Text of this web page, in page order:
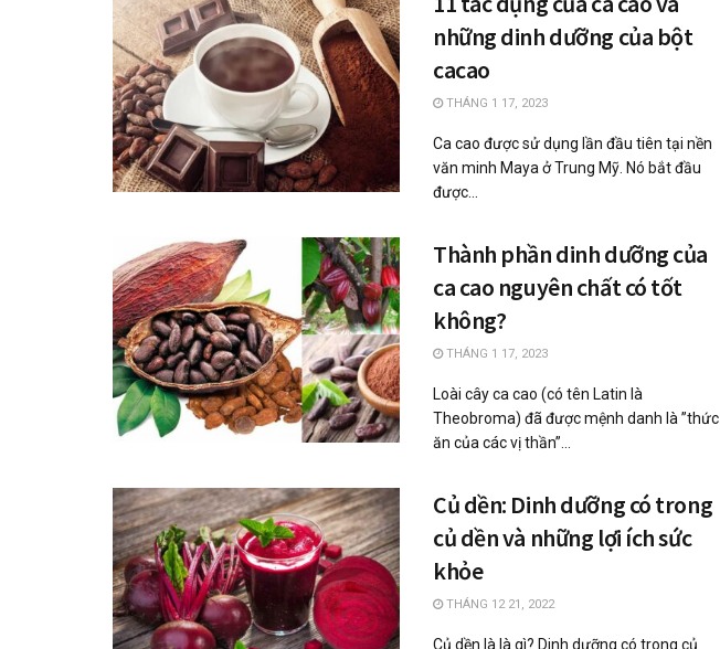
những dinh dưỡng của bột
cacao
THÁNG 1 17, 2023
Ca cao được sử dụng lần đầu tiên tại nền
văn minh Maya ở Trung Mỹ. Nó bắt đầu
được...
Thành phần dinh dưỡng của
ca cao nguyên chất có tốt
không?
THÁNG 1 17, 2023
Loài cây ca cao (có tên Latin là
Theobroma) đã được mệnh danh là ”thức
ăn của các vị thần”...
Củ dền: Dinh dưỡng có trong
củ dền và những lợi ích sức
khỏe
THÁNG 12 21, 2022
Củ dền là là gì? Dinh dưỡng có trong củ